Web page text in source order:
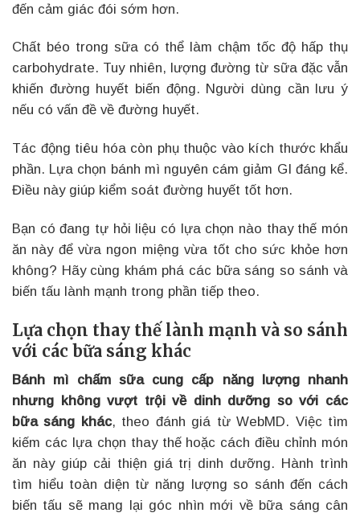
đến cảm giác đói sớm hơn.
Chất béo trong sữa có thể làm chậm tốc độ hấp thụ
carbohydrate. Tuy nhiên, lượng đường từ sữa đặc vẫn
khiến đường huyết biến động. Người dùng cần lưu ý
nếu có vấn đề về đường huyết.
Tác động tiêu hóa còn phụ thuộc vào kích thước khẩu
phần. Lựa chọn bánh mì nguyên cám giảm GI đáng kể.
Điều này giúp kiểm soát đường huyết tốt hơn.
Bạn có đang tự hỏi liệu có lựa chọn nào thay thế món
ăn này để vừa ngon miệng vừa tốt cho sức khỏe hơn
không? Hãy cùng khám phá các bữa sáng so sánh và
biến tấu lành mạnh trong phần tiếp theo.
Lựa chọn thay thế lành mạnh và so sánh
với các bữa sáng khác
Bánh mì chấm sữa cung cấp năng lượng nhanh
nhưng không vượt trội về dinh dưỡng so với các
bữa sáng khác, theo đánh giá từ WebMD. Việc tìm
kiếm các lựa chọn thay thế hoặc cách điều chỉnh món
ăn này giúp cải thiện giá trị dinh dưỡng. Hành trình
tìm hiểu toàn diện từ năng lượng so sánh đến cách
biến tấu sẽ mang lại góc nhìn mới về bữa sáng cân